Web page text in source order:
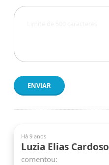
ENVIAR
Há 9 anos
Luzia Elias Cardoso
comentou: